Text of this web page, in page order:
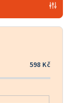
598 Kč